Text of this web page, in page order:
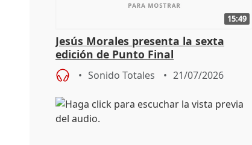
15:49
Jesús Morales presenta la sexta
edición de Punto Final
Sonido Totales 21/07/2026